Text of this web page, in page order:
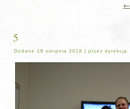
←
5
Dodane 18 sierpnia 2016 |przez dyrekcja